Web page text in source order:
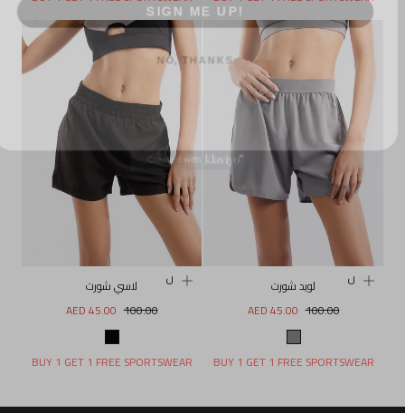
تخفيض
لويد شورت
السعر
100.00 سعر
البيع
AED 45.00
رمادي
BUY 1 GET 1 FREE SPORTSWEAR
تخفيض
لاسي شورت
السعر
100.00 سعر
البيع
AED 45.00
أسود
BUY 1 GET 1 FREE SPORTSWEAR
NO, THANKS